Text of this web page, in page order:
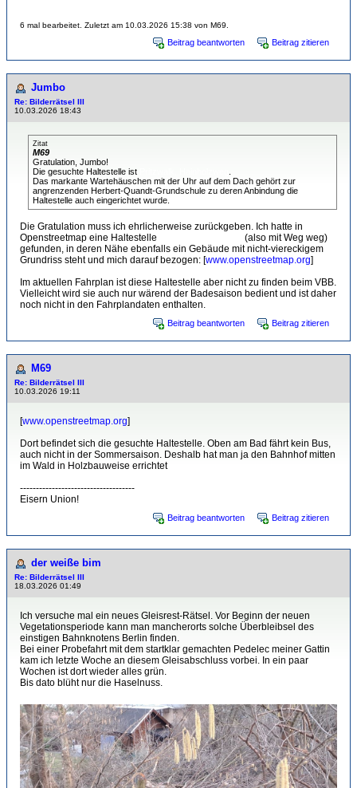
6 mal bearbeitet. Zuletzt am 10.03.2026 15:38 von M69.
Beitrag beantworten Beitrag zitieren
Jumbo
Re: Bilderrätsel III
10.03.2026 18:43
Zitat
M69
Gratulation, Jumbo!
Die gesuchte Haltestelle ist
.
Das markante Wartehäuschen mit der Uhr auf dem Dach gehört zur
angrenzenden Herbert-Quandt-Grundschule zu deren Anbindung die
Haltestelle auch eingerichtet wurde.
Die Gratulation muss ich ehrlicherweise zurückgeben. Ich hatte in
Openstreetmap eine Haltestelle
(also mit Weg weg)
gefunden, in deren Nähe ebenfalls ein Gebäude mit nicht-viereckigem
Grundriss steht und mich darauf bezogen: [www.openstreetmap.org]
Im aktuellen Fahrplan ist diese Haltestelle aber nicht zu finden beim VBB.
Vielleicht wird sie auch nur wärend der Badesaison bedient und ist daher
noch nicht in den Fahrplandaten enthalten.
Beitrag beantworten Beitrag zitieren
M69
Re: Bilderrätsel III
10.03.2026 19:11
[www.openstreetmap.org]
Dort befindet sich die gesuchte Haltestelle. Oben am Bad fährt kein Bus,
auch nicht in der Sommersaison. Deshalb hat man ja den Bahnhof mitten
im Wald in Holzbauweise errichtet
------------------------------------
Eisern Union!
Beitrag beantworten Beitrag zitieren
der weiße bim
Re: Bilderrätsel III
18.03.2026 01:49
Ich versuche mal ein neues Gleisrest-Rätsel. Vor Beginn der neuen
Vegetationsperiode kann man mancherorts solche Überbleibsel des
einstigen Bahnknotens Berlin finden.
Bei einer Probefahrt mit dem startklar gemachten Pedelec meiner Gattin
kam ich letzte Woche an diesem Gleisabschluss vorbei. In ein paar
Wochen ist dort wieder alles grün.
Bis dato blüht nur die Haselnuss.